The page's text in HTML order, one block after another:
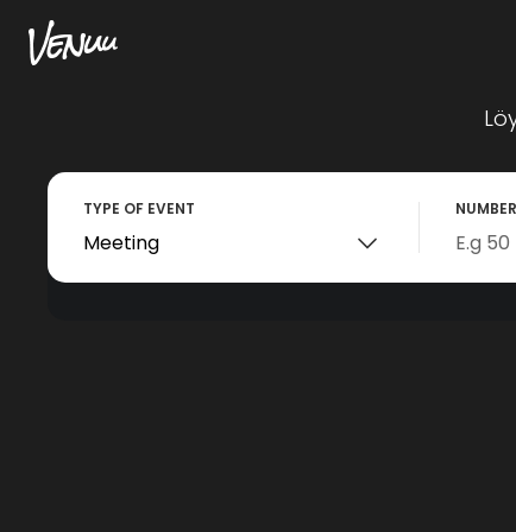
TYPE OF EVENT